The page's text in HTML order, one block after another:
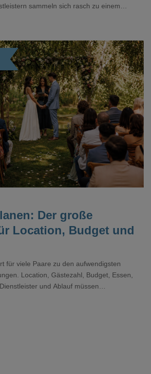
sammeln sich rasch zu einem
Wer schon einmal kurz vor einem Event
kennt das mulmige Gefühl.
Loading...
Der große
Location, Budget und
für viele Paare zu den aufwendigsten
Location, Gästezahl, Budget, Essen,
und Ablauf müssen
der Tag gut organisiert ist und trotzdem